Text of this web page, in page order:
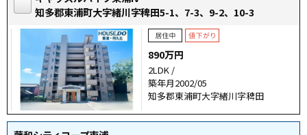
知多郡東浦町大字緒川字稗田5-1、7-3、9-2、10-3
890万円
2LDK /
築年月2002/05
知多郡東浦町大字緒川字稗田